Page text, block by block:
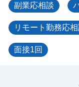
副業応相談
リモート勤務応
面接1回